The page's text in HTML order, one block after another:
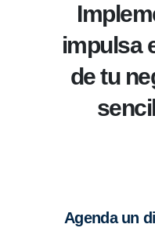
impulsa
de tu
Agenda un